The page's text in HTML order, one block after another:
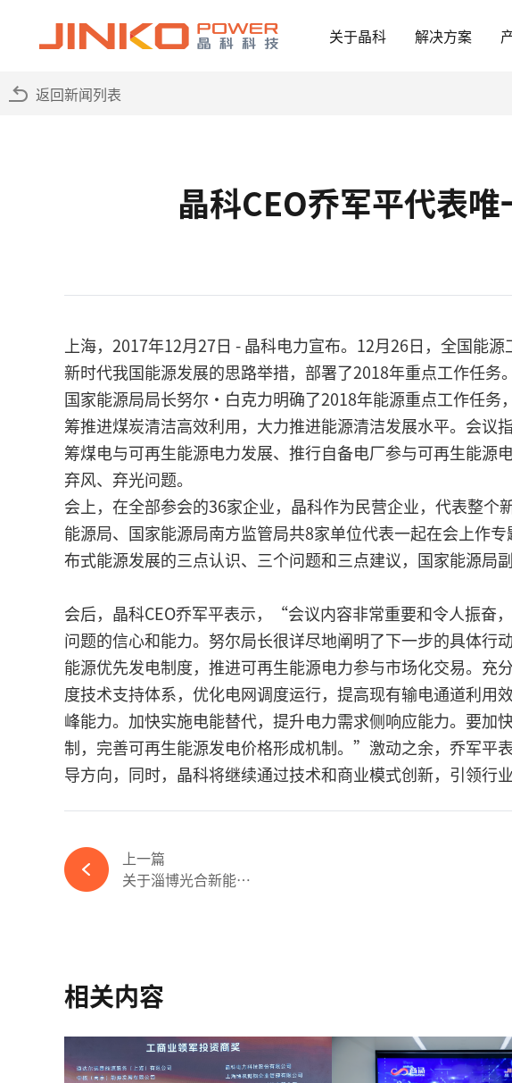
关于晶科 解决方案
返回新闻列表
晶科CEO乔军平代表
上海，2017年12月27日 - 晶科电力宣布。12月26日，全国能
新时代我国能源发展的思路举措，部署了2018年重点工作任务
国家能源局局长努尔•白克力明确了2018年能源重点工作任
筹推进煤炭清洁高效利用，大力推进能源清洁发展水平。会
筹煤电与可再生能源电力发展、推行自备电厂参与可再生能源
弃风、弃光问题。
会上，在全部参会的36家企业，晶科作为民营企业，代表整
能源局、国家能源局南方监管局共8家单位代表一起在会上作
布式能源发展的三点认识、三个问题和三点建议，国家能源局
会后，晶科CEO乔军平表示，“会议内容非常重要和令人振奋
问题的信心和能力。努尔局长很详尽地阐明了下一步的具体
能源优先发电制度，推进可再生能源电力参与市场化交易。
度技术支持体系，优化电网调度运行，提高现有输电通道利
峰能力。加快实施电能替代，提升电力需求侧响应能力。要
制，完善可再生能源发电价格形成机制。”激动之余，乔军平
导方向，同时，晶科将继续通过技术和商业模式创新，引领行
上一篇
关于淄博光合新能源有...
相关内容